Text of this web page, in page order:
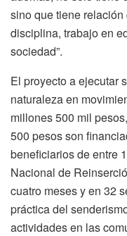
sino que tiene
disciplina, trabajo en
sociedad”.
El proyecto a ejecutar
naturaleza en
millones 500 mil
500 pesos son
beneficiarios de entre
Nacional de
cuatro meses y en 32
práctica del
actividades en las